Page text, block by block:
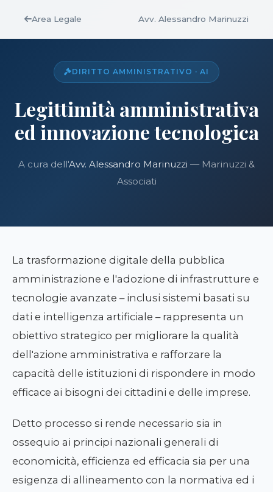
Area Legale Avv. Alessandro Marinuzzi
DIRITTO AMMINISTRATIVO · AI
Legittimità amministrativa
ed innovazione tecnologica
A cura dell'Avv. Alessandro Marinuzzi — Marinuzzi &
Associati
La trasformazione digitale della pubblica
amministrazione e l'adozione di infrastrutture e
tecnologie avanzate – inclusi sistemi basati su
dati e intelligenza artificiale – rappresenta un
obiettivo strategico per migliorare la qualità
dell'azione amministrativa e rafforzare la
capacità delle istituzioni di rispondere in modo
efficace ai bisogni dei cittadini e delle imprese.
Detto processo si rende necessario sia in
ossequio ai principi nazionali generali di
economicità, efficienza ed efficacia sia per una
esigenza di allineamento con la normativa ed i